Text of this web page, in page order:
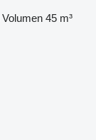
Volumen 45 m³